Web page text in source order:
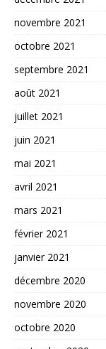
novembre 2021
octobre 2021
septembre 2021
août 2021
juillet 2021
juin 2021
mai 2021
avril 2021
mars 2021
février 2021
janvier 2021
décembre 2020
novembre 2020
octobre 2020